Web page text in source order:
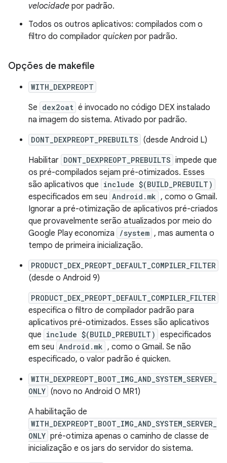
velocidade por padrão.
Todos os outros aplicativos: compilados com o
filtro do compilador quicken por padrão.
Opções de makefile
WITH_DEXPREOPT
Se dex2oat é invocado no código DEX instalado
na imagem do sistema. Ativado por padrão.
DONT_DEXPREOPT_PREBUILTS (desde Android L)
Habilitar DONT_DEXPREOPT_PREBUILTS impede que
os pré-compilados sejam pré-otimizados. Esses
são aplicativos que include $(BUILD_PREBUILT)
especificados em seu Android.mk , como o Gmail.
Ignorar a pré-otimização de aplicativos pré-criados
que provavelmente serão atualizados por meio do
Google Play economiza
/system , mas aumenta o
tempo de primeira inicialização.
PRODUCT_DEX_PREOPT_DEFAULT_COMPILER_FILTER
(desde o Android 9)
PRODUCT_DEX_PREOPT_DEFAULT_COMPILER_FILTER
especifica o filtro de compilador padrão para
aplicativos pré-otimizados. Esses são aplicativos
que include $(BUILD_PREBUILT) especificados
em seu Android.mk , como o Gmail. Se não
especificado, o valor padrão é quicken.
WITH_DEXPREOPT_BOOT_IMG_AND_SYSTEM_SERVER_
ONLY (novo no Android O MR1)
A habilitação de
WITH_DEXPREOPT_BOOT_IMG_AND_SYSTEM_SERVER_
ONLY pré-otimiza apenas o caminho de classe de
inicialização e os jars do servidor do sistema.